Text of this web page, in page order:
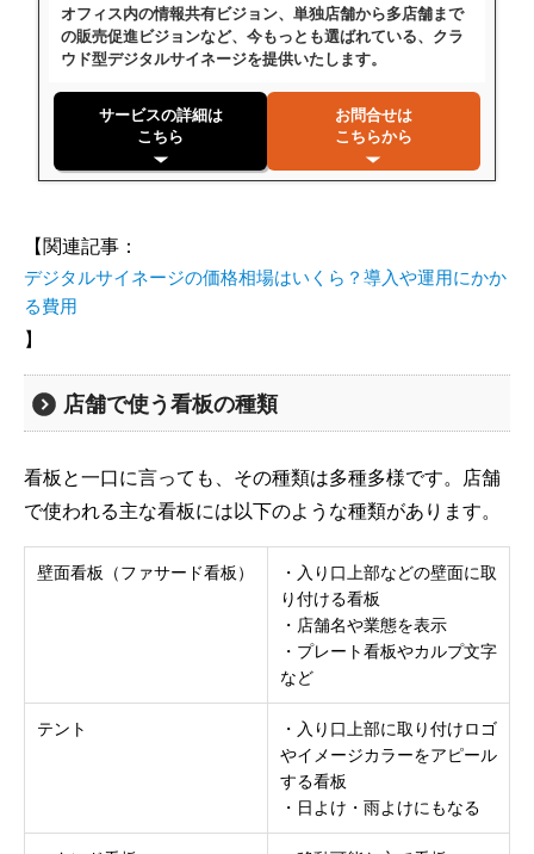
オフィス内の情報共有ビジョン、単独店舗から多店舗まで
の販売促進ビジョンなど、今もっとも選ばれている、クラ
ウド型デジタルサイネージを提供いたします。
サービスの詳細は
こちら
お問合せは
こちらから
【関連記事：
デジタルサイネージの価格相場はいくら？導入や運用にかか
る費用
】
店舗で使う看板の種類
看板と一口に言っても、その種類は多種多様です。店舗
で使われる主な看板には以下のような種類があります。
壁面看板（ファサード看板）
・入り口上部などの壁面に取
り付ける看板
・店舗名や業態を表示
・プレート看板やカルプ文字
など
テント
・入り口上部に取り付けロゴ
やイメージカラーをアピール
する看板
・日よけ・雨よけにもなる